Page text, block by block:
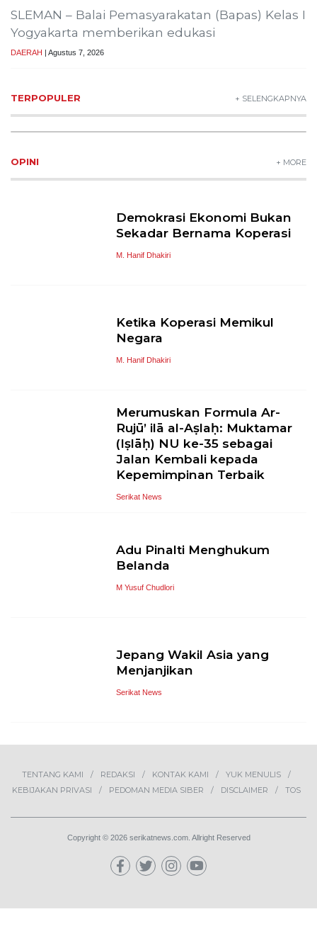
SLEMAN – Balai Pemasyarakatan (Bapas) Kelas I
Yogyakarta memberikan edukasi
DAERAH | Agustus 7, 2026
TERPOPULER + SELENGKAPNYA
OPINI + MORE
Demokrasi Ekonomi Bukan
Sekadar Bernama Koperasi
M. Hanif Dhakiri
Ketika Koperasi Memikul
Negara
M. Hanif Dhakiri
Merumuskan Formula Ar-
Rujū’ ilā al-Aṣlaḥ: Muktamar
(Iṣlāḥ) NU ke-35 sebagai
Jalan Kembali kepada
Kepemimpinan Terbaik
Serikat News
Adu Pinalti Menghukum
Belanda
M Yusuf Chudlori
Jepang Wakil Asia yang
Menjanjikan
Serikat News
TENTANG KAMI REDAKSI KONTAK KAMI
YUK MENULIS
KEBIJAKAN PRIVASI
PEDOMAN MEDIA SIBER DISCLAIMER TOS
Copyright © 2026 serikatnews.com. Allright Reserved